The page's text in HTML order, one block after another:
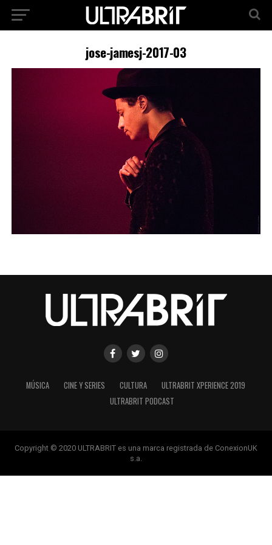
jose-jamesj-2017-03
MÚSICA CINE Y SERIES CULTURA
ULTRABRIT XPERIENCE 2019
ULTRABRIT PODCAST
Copyright © 2020 ULTRABRIT es una marca registrada de ConexionUK
s.a.